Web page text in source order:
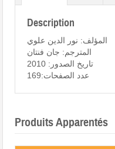
Description
المؤلف: نور الدين علوي
المترجم: جان فنتان
تاريخ الصدور: 2010
عدد الصفحات:169
Produits Apparentés